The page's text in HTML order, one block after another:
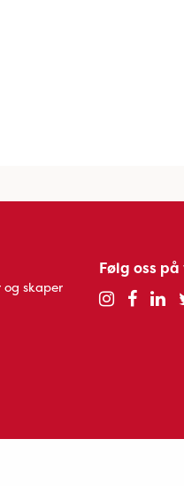
skaper
Følg oss